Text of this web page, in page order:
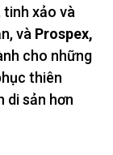
tinh xảo và
và Prospex,
cho những
thiên
di sản hơn